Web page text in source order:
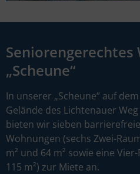
Seniorengerechtes
„Scheune“
In unserer „Scheune“ auf
Gelände des Lichtenauer
bieten wir sieben
Wohnungen (sechs Zwei-
m² und 64 m² sowie eine
115 m²) zur Miete an.